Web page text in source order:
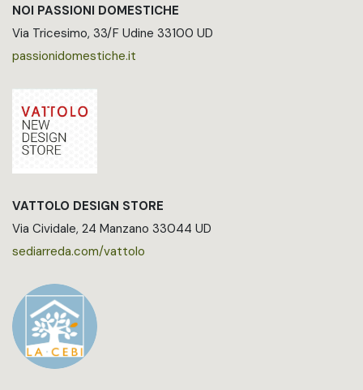
NOI PASSIONI DOMESTICHE
Via Tricesimo, 33/F Udine 33100 UD
passionidomestiche.it
VATTOLO DESIGN STORE
Via Cividale, 24 Manzano 33044 UD
sediarreda.com/vattolo